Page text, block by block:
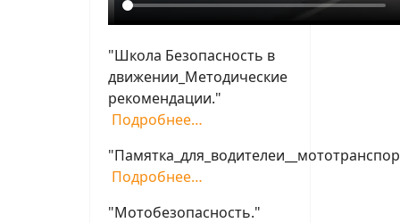
"Школа Безопасность в
движении_Методические
рекомендации."
Подробнее…
Подробнее…
"Мотобезопасность."